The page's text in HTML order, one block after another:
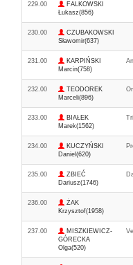
229.00
FALKOWSKI
Łukasz(856)
230.00
CZUBAKOWSKI
Sławomir(637)
231.00
KARPIŃSKI
Marcin(758)
232.00
TEODOREK
Marceli(896)
233.00
BIAŁEK
Marek(1562)
234.00
KUCZYŃSKI
Daniel(620)
235.00
ZBIEĆ
Dariusz(1746)
236.00
ŻAK
Krzysztof(1958)
237.00
MISZKIEWICZ-
GÓRECKA
Olga(520)